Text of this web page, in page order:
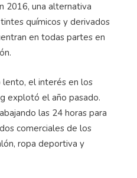
2016, una alternativa
químicos y derivados
en todas partes en
lento, el interés en los
explotó el año pasado.
las 24 horas para
comerciales de los
ropa deportiva y